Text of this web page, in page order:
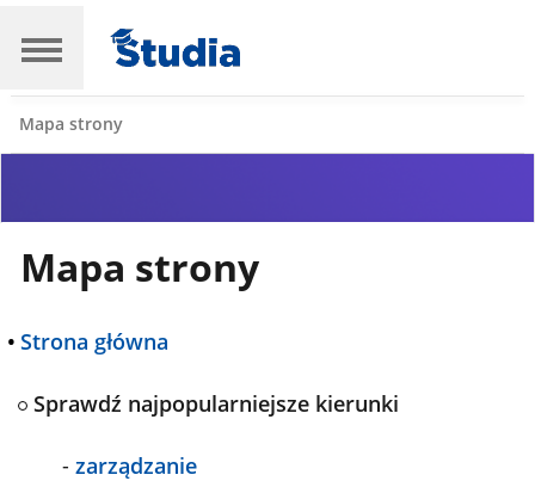
Mapa strony
Mapa strony
• Strona główna
Sprawdź najpopularniejsze kierunki
- zarządzanie